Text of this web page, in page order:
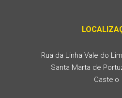
Rua da Linha Vale do
Santa Marta de
Castelo